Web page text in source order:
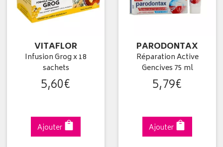
VITAFLOR
Infusion Grog x 18
sachets
5,60€
Ajouter
PARODONTAX
Réparation Active
Gencives 75 ml
5,79€
Ajouter